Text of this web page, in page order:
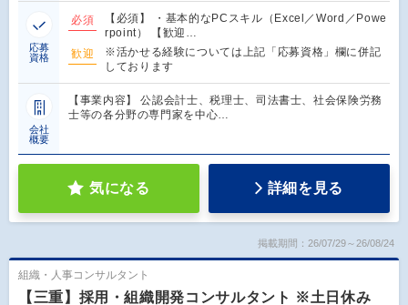
応募
資格
必須
【必須】 ・基本的なPCスキル（Excel／Word／Powe
rpoint） 【歓迎…
歓迎
※活かせる経験については上記「応募資格」欄に併記
しております
会社
概要
【事業内容】 公認会計士、税理士、司法書士、社会保険労務
士等の各分野の専門家を中心…
気になる 詳細を見る
掲載期間：26/07/29～26/08/24
組織・人事コンサルタント
【三重】採用・組織開発コンサルタント ※土日休み